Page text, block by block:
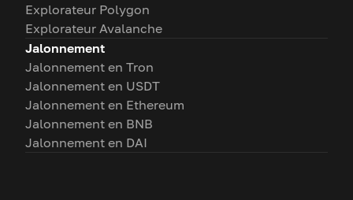
Explorateur Polygon
Explorateur Avalanche
Jalonnement
Jalonnement en Tron
Jalonnement en USDT
Jalonnement en Ethereum
Jalonnement en BNB
Jalonnement en DAI